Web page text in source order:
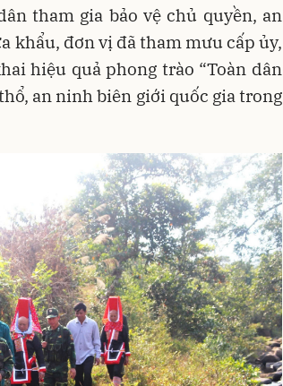
tham gia bảo vệ chủ quyền, an
khẩu, đơn vị đã tham mưu cấp ủy,
hiệu quả phong trào “Toàn dân
an ninh biên giới quốc gia trong